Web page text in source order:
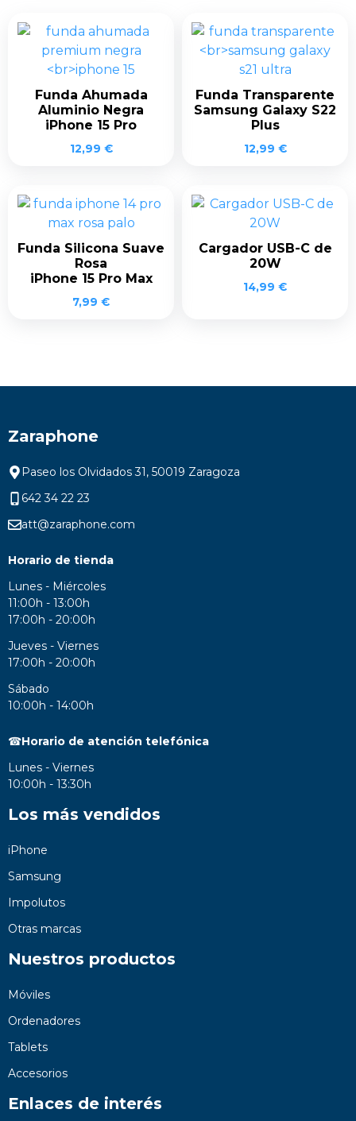
Funda Ahumada
Aluminio Negra
iPhone 15 Pro
12,99 €
Funda Transparente
Samsung Galaxy S22
Plus
12,99 €
Funda Silicona Suave
Rosa
iPhone 15 Pro Max
7,99 €
Cargador USB-C de
20W
14,99 €
Zaraphone
Paseo los Olvidados 31, 50019 Zaragoza
642 34 22 23
att@zaraphone.com
Horario de tienda
Lunes - Miércoles
11:00h - 13:00h
17:00h - 20:00h
Jueves - Viernes
17:00h - 20:00h
Sábado
10:00h - 14:00h
☎Horario de atención telefónica
Lunes - Viernes
10:00h - 13:30h
Los más vendidos
iPhone
Samsung
Impolutos
Otras marcas
Nuestros productos
Móviles
Ordenadores
Tablets
Accesorios
Enlaces de interés